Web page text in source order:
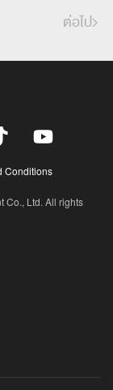
ต่อไป
Conditions
Co., Ltd. All rights